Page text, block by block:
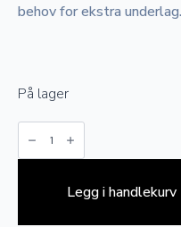
behov for ekstra underlag.
På lager
Diamant
Multicolor
antall
Legg i handlekurv